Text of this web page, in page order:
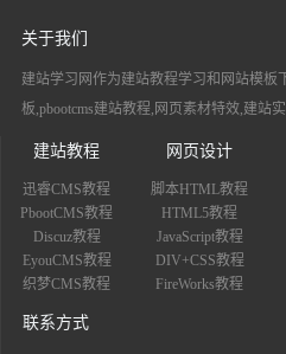
关于我们
建站学习网作为建站教程学习和网站模板
板,pbootcms建站教程,网页素材特效,建站
建站教程
迅睿CMS教程
PbootCMS教程
Discuz教程
EyouCMS教程
织梦CMS教程
网页设计
脚本HTML教程
HTML5教程
JavaScript教程
DIV+CSS教程
FireWorks教程
联系方式